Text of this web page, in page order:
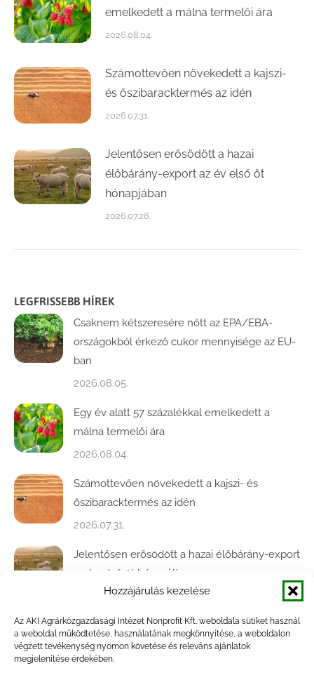
Hozzájárulás kezelése
Az AKI Agrárközgazdasági Intézet Nonprofit Kft. weboldala sütiket használ
a weboldal működtetése, használatának megkönnyítése, a weboldalon
végzett tevékenység nyomon követése és releváns ajánlatok
megjelenítése érdekében.
emelkedett a málna termelői ára
2026.08.04.
Számottevően növekedett a kajszi-
és őszibaracktermés az idén
2026.07.31.
Jelentősen erősödött a hazai
élőbárány-export az év első öt
hónapjában
2026.07.28.
LEGFRISSEBB HÍREK
Csaknem kétszeresére nőtt az EPA/EBA-
országokból érkező cukor mennyisége az EU-
ban
2026.08.05.
Egy év alatt 57 százalékkal emelkedett a
málna termelői ára
2026.08.04.
Számottevően növekedett a kajszi- és
őszibaracktermés az idén
2026.07.31.
Jelentősen erősödött a hazai élőbárány-export
az év első öt hónapjában
2026.07.28.
Közel ötödével bővült a baromfivágás
Magyarországon